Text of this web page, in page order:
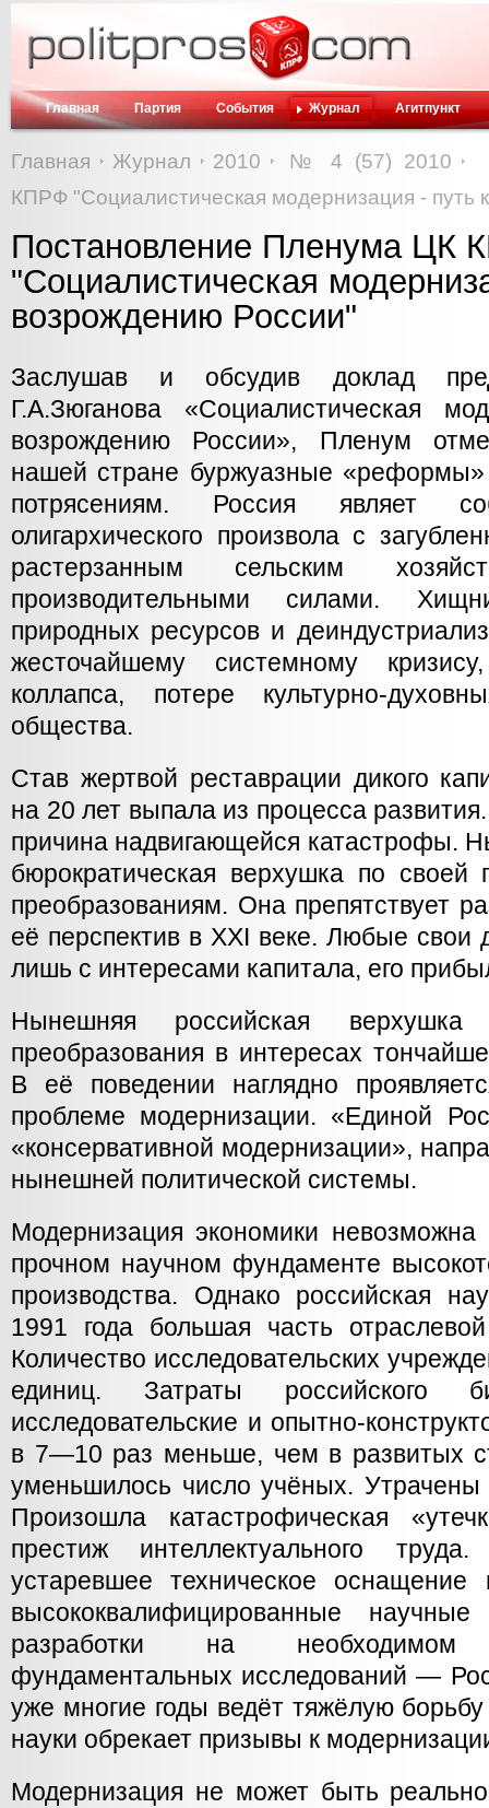
Главная Партия События Журнал Агитпункт
Главная Журнал 2010 № 4 (57) 2010
КПРФ "Социалистическая модернизация - путь
Постановление Пленума ЦК
"Социалистическая
возрождению России"
Заслушав и обсудив доклад
Г.А.Зюганова «Социалистическая
возрождению России», Пленум
нашей стране буржуазные
потрясениям. Россия являет
олигархического произвола с
растерзанным сельским
производительными силами.
природных ресурсов и
жесточайшему системному
коллапса, потере культурно-
общества.
Став жертвой реставрации дикого
на 20 лет выпала из процесса
причина надвигающейся катастрофы.
бюрократическая верхушка по своей
преобразованиям. Она препятствует
её перспектив в ХХI веке. Любые свои
лишь с интересами капитала, его
Нынешняя российская верхушка
преобразования в интересах
В её поведении наглядно
проблеме модернизации. «Единой
«консервативной модернизации»,
нынешней политической системы.
Модернизация экономики невозможна
прочном научном фундаменте
производства. Однако российская
1991 года большая часть
Количество исследовательских
единиц. Затраты российского
исследовательские и опытно-
в 7—10 раз меньше, чем в развитых
уменьшилось число учёных.
Произошла катастрофическая
престиж интеллектуального
устаревшее техническое оснащение
высококвалифицированные
разработки на
фундаментальных исследований —
уже многие годы ведёт тяжёлую
науки обрекает призывы к
Модернизация не может быть